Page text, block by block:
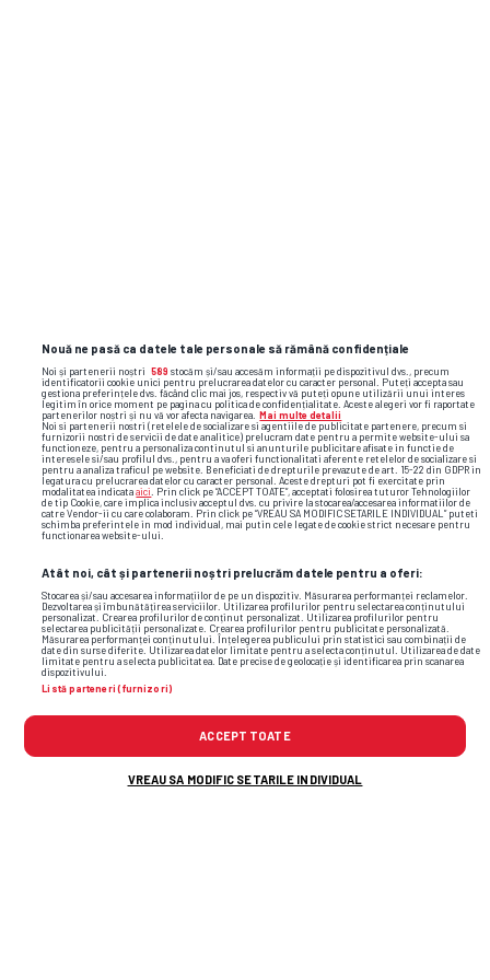
Nouă ne pasă ca datele tale personale să rămână confidențiale
Noi și partenerii noștri 589 stocăm și/sau accesăm informații pe dispozitivul dvs., precum
identificatorii cookie unici pentru prelucrarea datelor cu caracter personal. Puteți accepta sau
gestiona preferințele dvs. făcând clic mai jos, respectiv vă puteți opune utilizării unui interes
legitim în orice moment pe pagina cu politica de confidențialitate. Aceste alegeri vor fi raportate
partenerilor noștri și nu vă vor afecta navigarea. Mai multe detalii
Noi si partenerii nostri (retelele de socializare si agentiile de publicitate partenere, precum si
furnizorii nostri de servicii de date analitice) prelucram date pentru a permite website-ului sa
functioneze, pentru a personaliza continutul si anunturile publicitare afisate in functie de
interesele si/sau profilul dvs., pentru a va oferi functionalitati aferente retelelor de socializare si
pentru a analiza traficul pe website. Beneficiati de drepturile prevazute de art. 15-22 din GDPR in
legatura cu prelucrarea datelor cu caracter personal. Aceste drepturi pot fi exercitate prin
modalitatea indicataaici
. Prin click pe “ACCEPT TOATE”, acceptati folosirea tuturor Tehnologiilor
de tip Cookie, care implica inclusiv acceptul dvs. cu privire la stocarea/accesarea informatiilor de
catre Vendor-ii cu care colaboram. Prin click pe “VREAU SA MODIFIC SETARILE INDIVIDUAL” puteti
schimba preferintele in mod individual, mai putin cele legate de cookie strict necesare pentru
functionarea website-ului.
Atât noi, cât și partenerii noștri prelucrăm datele pentru a oferi:
Stocarea și/sau accesarea informațiilor de pe un dispozitiv. Măsurarea performanței reclamelor.
Dezvoltarea și îmbunătățirea serviciilor. Utilizarea profilurilor pentru selectarea conținutului
personalizat. Crearea profilurilor de conținut personalizat. Utilizarea profilurilor pentru
selectarea publicității personalizate. Crearea profilurilor pentru publicitate personalizată.
Măsurarea performanței conținutului. Înțelegerea publicului prin statistici sau combinații de
date din surse diferite. Utilizarea datelor limitate pentru a selecta conținutul. Utilizarea de date
limitate pentru a selecta publicitatea. Date precise de geolocație și identificarea prin scanarea
dispozitivului.
Listă parteneri (furnizori)
ACCEPT TOATE
VREAU SA MODIFIC SETARILE INDIVIDUAL